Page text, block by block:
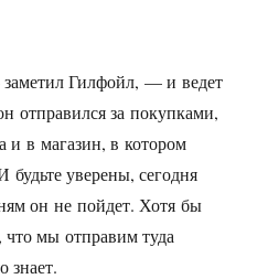
Гилфойл, — и ведет
отправился за покупками,
и в магазин, в котором
уверены, сегодня
он не пойдет. Хотя бы
мы отправим туда
знает.